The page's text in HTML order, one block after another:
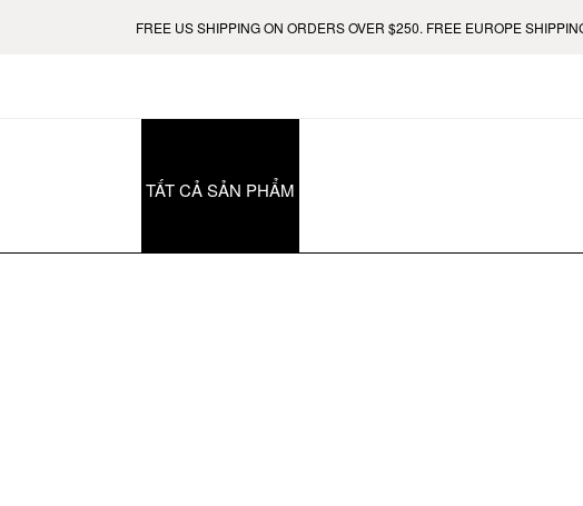
FREE US SHIPPING ON ORDERS OVER $250. FREE EUROPE SHIPPING
TẤT CẢ SẢN PHẨM